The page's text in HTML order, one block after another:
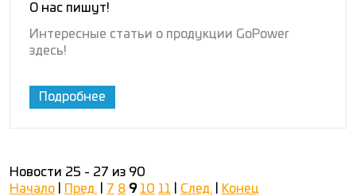
О нас пишут!
Интересные статьи о продукции GoPower
здесь!
Подробнее
Новости 25 - 27 из 90
Начало
Пред. 7 8 9 10 11 След. Конец